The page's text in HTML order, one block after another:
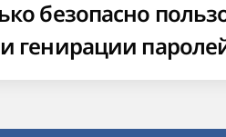
безопасно
генирации